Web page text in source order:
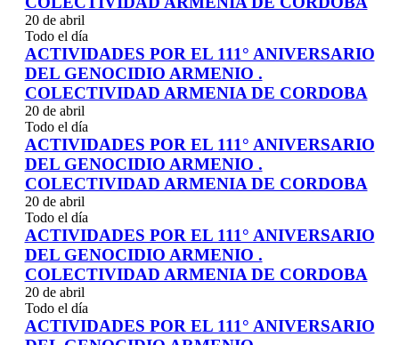
20 de abril
Todo el día
ACTIVIDADES POR EL 111° ANIVERSARIO
DEL GENOCIDIO ARMENIO .
COLECTIVIDAD ARMENIA DE CORDOBA
20 de abril
Todo el día
ACTIVIDADES POR EL 111° ANIVERSARIO
DEL GENOCIDIO ARMENIO .
COLECTIVIDAD ARMENIA DE CORDOBA
20 de abril
Todo el día
ACTIVIDADES POR EL 111° ANIVERSARIO
DEL GENOCIDIO ARMENIO .
COLECTIVIDAD ARMENIA DE CORDOBA
20 de abril
Todo el día
ACTIVIDADES POR EL 111° ANIVERSARIO